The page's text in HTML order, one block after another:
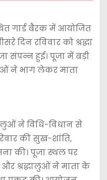
गार्ड बैरक में आयोजित
दिन रविवार को श्रद्धा
संपन्न हुई। पूजा में बड़ी
ने भाग लेकर माता
ने विधि-विधान से
की सुख-शांति,
की। पूजा स्थल पर
और श्रद्धालुओं ने माता के